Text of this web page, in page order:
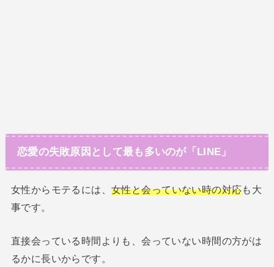
恋愛の失敗原因として最も多いのが「LINE」
女性からモテるには、女性と会っていない時の対応も大
事です。
直接会っている時間よりも、会っていない時間の方がは
るかに長いからです。